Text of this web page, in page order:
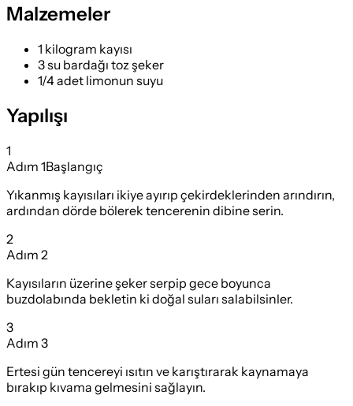
Malzemeler
1 kilogram kayısı
3 su bardağı toz şeker
1/4 adet limonun suyu
Yapılışı
1
Adım 1Başlangıç
Yıkanmış kayısıları ikiye ayırıp çekirdeklerinden arındırın,
ardından dörde bölerek tencerenin dibine serin.
2
Adım 2
Kayısıların üzerine şeker serpip gece boyunca
buzdolabında bekletin ki doğal suları salabilsinler.
3
Adım 3
Ertesi gün tencereyi ısıtın ve karıştırarak kaynamaya
bırakıp kıvama gelmesini sağlayın.